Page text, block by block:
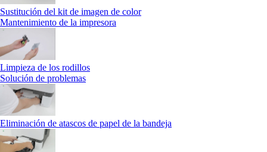
Sustitución del kit de imagen de color
Mantenimiento de la impresora
Limpieza de los rodillos
Solución de problemas
Eliminación de atascos de papel de la bandeja